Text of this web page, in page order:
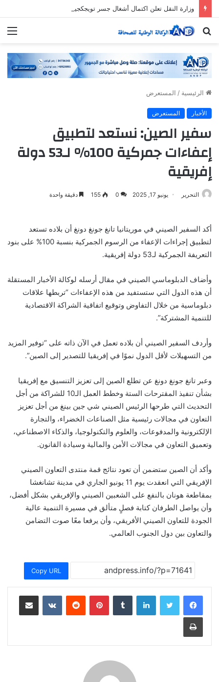
وزارة النقل تعلن اكتمال أشغال جسر تويجكجيت
بحث
الرئيسية / المستعرض
الأخبار المستعرض
سفير الصين: نستعد لتطبيق
إعفاءات جمركية 100% لـ53 دولة
إفريقية
التحرير يونيو 17, 2025 0
155 دقيقة واحدة
أكد السفير الصيني في موريتانيا تانغ جونغ دونغ أن بلاده تستعد
لتطبيق إجراءات الإعفاء من الرسوم الجمركية بنسبة 100% على بنود
التعريفة الجمركية لـ53 دولة إفريقية.
وأضاف الدبلوماسي الصيني في مقال أرسله لوكالة الأخبار المستقلة
أن هذه الدول التي ستستفيد من هذه الإعفاءات “تربطها علاقات
دبلوماسية من خلال التفاوض وتوقيع اتفاقية الشراكة الاقتصادية
للتنمية المشتركة”.
وأردف السفير الصيني أن بلاده تعمل في الآن ذاته على “توفير المزيد
من التسهيلات لأقل الدول نموًا في إفريقيا للتصدير إلى الصين”.
وعبر تانغ جونغ دونغ عن تطلع الصين إلى تعزيز التنسيق مع إفريقيا
بشأن تنفيذ المقترحات الستة وخطط العمل الـ10 للشراكة من أجل
التحديث التي طرحها الرئيس الصيني شي جين بينغ من أجل تعزيز
التعاون في مجالات رئيسية مثل الصناعات الخضراء، والتجارة
الإلكترونية والمدفوعات، والعلوم والتكنولوجيا، والذكاء الاصطناعي،
وتعميق التعاون في مجالات الأمن والمالية وسيادة القانون.
وأكد أن الصين ستضمن أن تعود نتائج قمة منتدى التعاون الصيني
الإفريقي التي انعقدت يوم 11 يونيو الجاري في مدينة تشانغشا
بمقاطعة هونان بالنفع على الشعبين الصيني والإفريقي بشكل أفضل،
وأن يواصل الطرفان كتابة فصلٍ متألق في مسيرة التنمية عالية
الجودة للتعاون الصيني الأفريقي، وأن يرفعا معًا صوت التضامن
والتعاون بين دول الجنوب العالمي.
Copy URL
لينكدإن بينتيريست مشاركة عبر البريد
طباعة